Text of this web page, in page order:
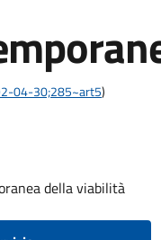
04-30;285~art5)
della viabilità